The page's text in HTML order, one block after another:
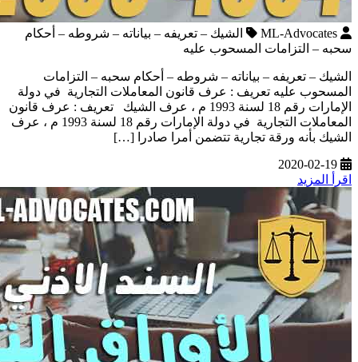
ML-Advocates
الشيك – تعريفه – بياناته – شروطه – أحكام
سحبه – التزامات المسحوب عليه
الشيك – تعريفه – بياناته – شروطه – أحكام سحبه – التزامات
المسحوب عليه تعريف : عرف قانون المعاملات التجارية في دولة
الإمارات رقم 18 لسنة 1993 م ، عرف الشيك تعريف : عرف قانون
المعاملات التجارية في دولة الإمارات رقم 18 لسنة 1993 م ، عرف
الشيك بأنه ورقة تجارية تتضمن أمرا صادرا […]
2020-02-19
اقرأ المزيد